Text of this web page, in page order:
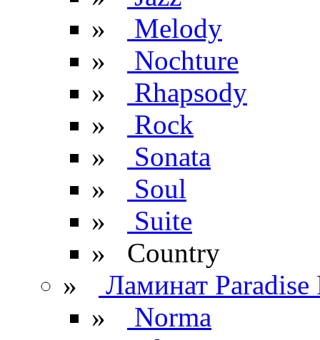
»
Melody
»
Nochture
»
Rhapsody
»
Rock
»
Sonata
»
Soul
»
Suite
» Сountry
»
Ламинат Paradise
»
Norma